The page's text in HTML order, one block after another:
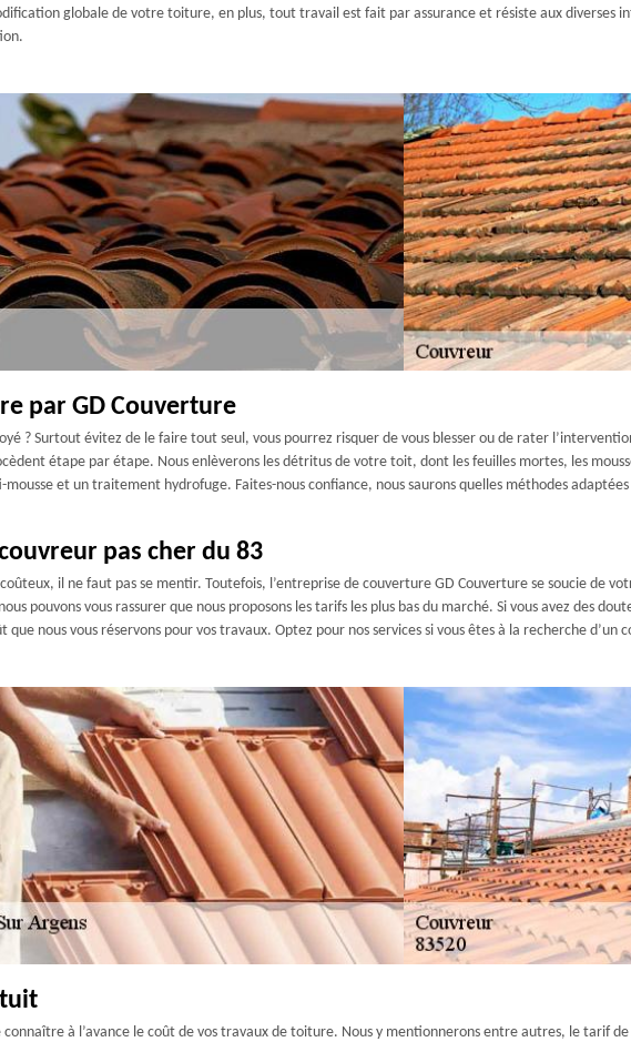
globale de votre toiture, en plus, tout travail est fait par assurance et résiste aux diverses
par GD Couverture
? Surtout évitez de le faire tout seul, vous pourrez risquer de vous blesser ou de rater
étape par étape. Nous enlèverons les détritus de votre toit, dont les feuilles mortes, les
et un traitement hydrofuge. Faites-nous confiance, nous saurons quelles méthodes
pas cher du 83
il ne faut pas se mentir. Toutefois, l’entreprise de couverture GD Couverture se soucie de
pouvons vous rassurer que nous proposons les tarifs les plus bas du marché. Si vous avez des
nous vous réservons pour vos travaux. Optez pour nos services si vous êtes à la recherche d’un
connaître à l’avance le coût de vos travaux de toiture. Nous y mentionnerons entre autres, le tarif